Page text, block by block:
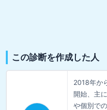
この診断を作成した人
2018年か
開始、主
や個別で